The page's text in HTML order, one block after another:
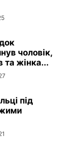
чоловік,
та жінка...
під